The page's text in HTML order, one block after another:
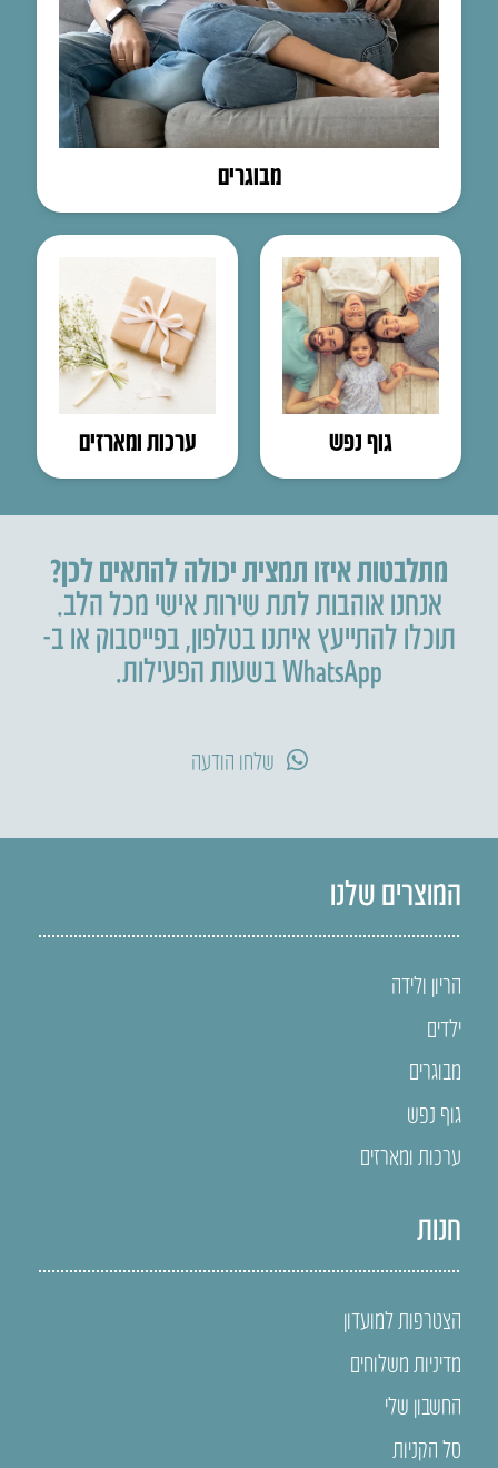
מבוגרים
גוף נפש ערכות ומארזים
מתלבטות איזו תמצית יכולה להתאים לכן?
אנחנו אוהבות לתת שירות אישי מכל הלב.
תוכלו להתייעץ איתנו בטלפון,בפייסבוק או ב-
WhatsApp בשעות הפעילות.
שלחו הודעה
המוצרים שלנו
הריון ולידה
ילדים
מבוגרים
גוף נפש
ערכות ומארזים
חנות
הצטרפות למועדון
מדיניות משלוחים
החשבון שלי
סל הקניות